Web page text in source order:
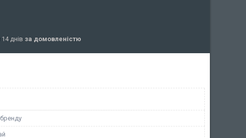
днів за домовленістю